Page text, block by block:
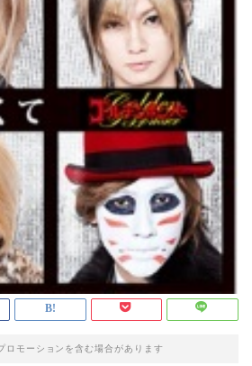
ロモーションを含む場合があります